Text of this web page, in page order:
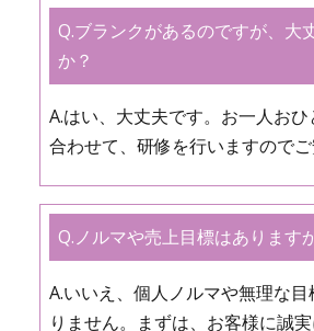
Q.ブランクがあるのですが、大
か？
A.はい、大丈夫です。お一人お
合わせて、研修を行いますのでご
Q.ノルマや売上目標はあります
A.いいえ、個人ノルマや無理な
りません。まずは、お客様に誠